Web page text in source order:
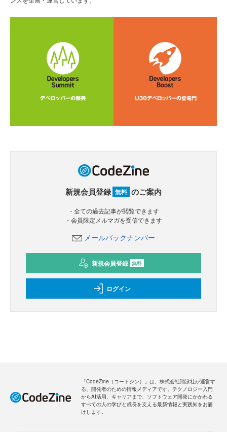
新規会員登録 無料 のご案内
・全ての過去記事が閲覧できます
・会員限定メルマガを受信できます
メールバックナンバー
新規会員登録 無料
ログイン
「CodeZine（コードジン）」は、株式会社翔泳社が運営す
る、開発者のための情報メディアです。テクノロジー入門
からAI活用、キャリアまで、ソフトウェア開発にかかわる
すべての人の学びと成長を支える最新情報と実践知をお届
けします。